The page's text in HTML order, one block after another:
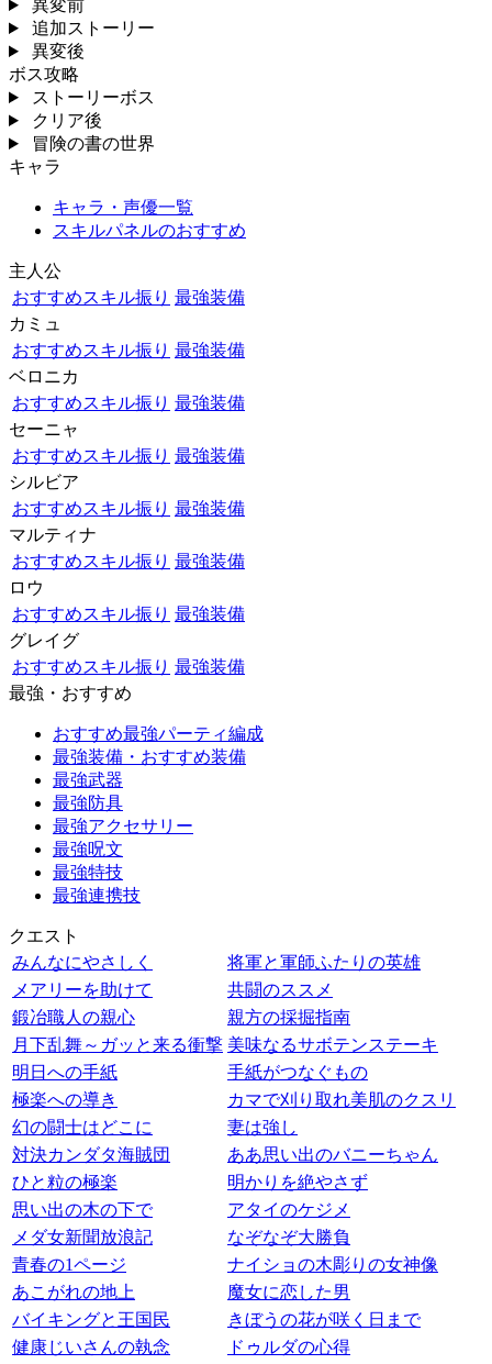
異変前
追加ストーリー
異変後
ボス攻略
ストーリーボス
クリア後
冒険の書の世界
キャラ
キャラ・声優一覧
スキルパネルのおすすめ
主人公
おすすめスキル振り 最強装備
カミュ
おすすめスキル振り 最強装備
ベロニカ
おすすめスキル振り 最強装備
セーニャ
おすすめスキル振り 最強装備
シルビア
おすすめスキル振り 最強装備
マルティナ
おすすめスキル振り 最強装備
ロウ
おすすめスキル振り 最強装備
グレイグ
おすすめスキル振り 最強装備
最強・おすすめ
おすすめ最強パーティ編成
最強装備・おすすめ装備
最強武器
最強防具
最強アクセサリー
最強呪文
最強特技
最強連携技
クエスト
みんなにやさしく
将軍と軍師ふたりの英雄
メアリーを助けて
共闘のススメ
鍛冶職人の親心
親方の採掘指南
月下乱舞～ガッと来る衝撃 美味なるサボテンステーキ
明日への手紙
手紙がつなぐもの
極楽への導き
カマで刈り取れ美肌のクスリ
幻の闘士はどこに
妻は強し
対決カンダタ海賊団
ああ思い出のバニーちゃん
ひと粒の極楽
明かりを絶やさず
思い出の木の下で
アタイのケジメ
メダ女新聞放浪記
なぞなぞ大勝負
青春の1ページ
ナイショの木彫りの女神像
あこがれの地上
魔女に恋した男
バイキングと王国民
きぼうの花が咲く日まで
健康じいさんの執念
ドゥルダの心得